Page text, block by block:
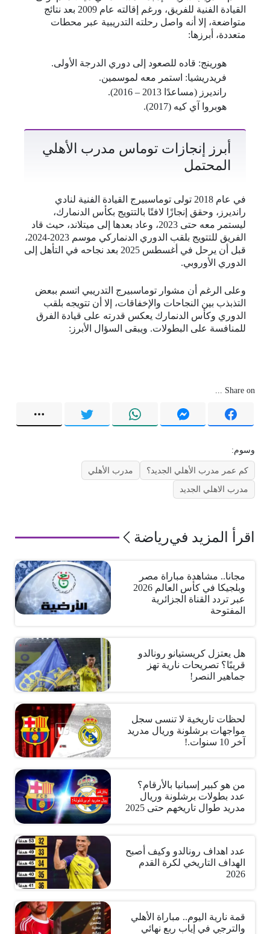
القيادة الفنية للفريق، ورغم إقالته عام 2009 بعد نتائج
متواضعة، إلا أنه واصل رحلته التدريبية عبر محطات
متعددة، أبرزها:
هورينج: قاده للصعود إلى دوري الدرجة الأولى.
فريدريشيا: استمر معه لموسمين.
رانديرز (مساعدًا 2013 – 2016).
هوبروا آي كيه (2017).
أبرز إنجازات توماس مدرب الأهلي
المحتمل
في عام 2018 تولى توماسبيرج القيادة الفنية لنادي
رانديرز، وحقق إنجازًا لافتًا بالتتويج بكأس الدنمارك،
ليستمر معه حتى 2023، وعاد بعدها إلى ميتلاند، حيث قاد
الفريق للتتويج بلقب الدوري الدنماركي موسم 2023-2024،
قبل أن يرحل في أغسطس 2025 بعد نجاحه في التأهل إلى
الدوري الأوروبي.
وعلى الرغم أن مشوار توماسبيرج التدريبي اتسم ببعض
التذبذب بين النجاحات والإخفاقات، إلا أن تتويجه بلقب
الدوري وكأس الدنمارك يعكس قدرته على قيادة الفرق
للمنافسة على البطولات. ويبقى السؤال الأبرز:
Share on ...
وسوم:
كم عمر مدرب الأهلي الجديد؟
مدرب الأهلي
مدرب الاهلي الجديد
اقرأ المزيد فيرياضة
مجانا.. مشاهدة مباراة مصر
وبلجيكا في كأس العالم 2026
عبر تردد القناة الجزائرية
المفتوحة
هل يعتزل كريستيانو رونالدو
قريبًا؟ تصريحات نارية تهز
جماهير النصر!
لحظات تاريخية لا تنسى سجل
مواجهات برشلونة وريال مدريد
آخر 10 سنوات.!
من هو كبير إسبانيا بالأرقام؟
عدد بطولات برشلونة وريال
مدريد طوال تاريخهم حتى 2025
عدد اهداف رونالدو وكيف أصبح
الهداف التاريخي لكرة القدم
2026
قمة نارية اليوم.. مباراة الأهلي
والترجي في إياب ربع نهائي